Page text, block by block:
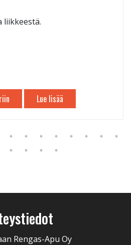
liikkeestä.
Lue lisää
Rengas-Apu Oy